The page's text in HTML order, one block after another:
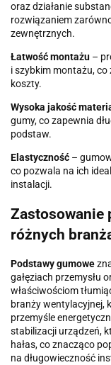
oraz działanie
rozwiązaniem
zewnętrznych.
Łatwość montażu –
i szybkim montażu,
koszty.
Wysoka jakość
gumy, co zapewnia
podstaw.
Elastyczność –
co pozwala na ich
instalacji.
Zastosowanie
różnych
Podstawy gumowe
gałęziach przemysłu
właściwościom
branży wentylacyjnej,
przemyśle
stabilizacji urządzeń,
hałas, co znacząco
na długowieczność